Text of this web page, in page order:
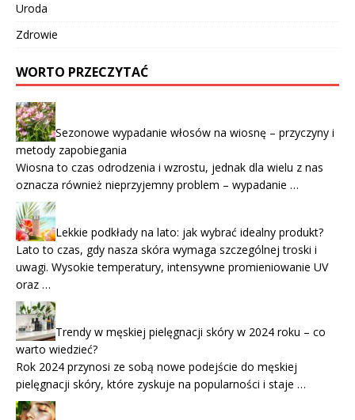
Uroda
Zdrowie
WORTO PRZECZYTAĆ
Sezonowe wypadanie włosów na wiosnę – przyczyny i
metody zapobiegania
Wiosna to czas odrodzenia i wzrostu, jednak dla wielu z nas
oznacza również nieprzyjemny problem – wypadanie …
Lekkie podkłady na lato: jak wybrać idealny produkt?
Lato to czas, gdy nasza skóra wymaga szczególnej troski i
uwagi. Wysokie temperatury, intensywne promieniowanie UV
oraz …
Trendy w męskiej pielęgnacji skóry w 2024 roku – co
warto wiedzieć?
Rok 2024 przynosi ze sobą nowe podejście do męskiej
pielęgnacji skóry, które zyskuje na popularności i staje …